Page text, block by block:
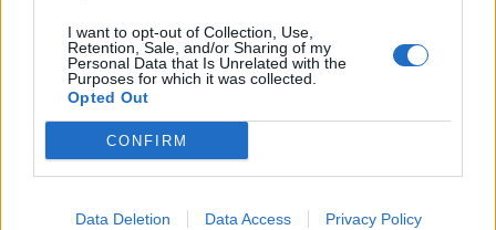
I want to opt-out of Collection, Use,
Retention, Sale, and/or Sharing of my
Personal Data that Is Unrelated with the
Purposes for which it was collected.
Opted Out
CONFIRM
Data Deletion Data Access Privacy Policy
laukauksen kilpailun – tykitti
huimat lukemat tutkaan
toisensa viimeistä kertaa –
vaihtoivat pelipaitoja kättelyssä
LIITTYVÄT ARTIKKELIT
Aleksander Barkov tekee paluun